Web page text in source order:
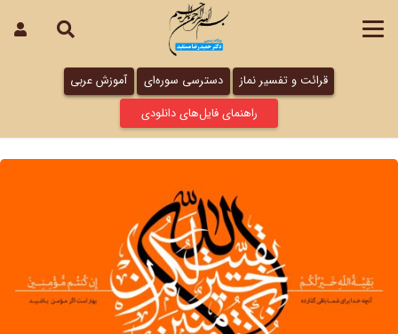
قرائت و تفسیر نماز دسترسی سوره‌ای
آموزش عربی
راهنمای فایل‌های دانلودی